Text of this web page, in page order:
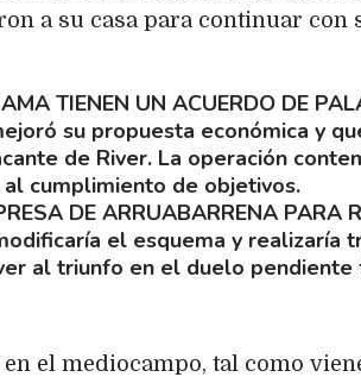
a su casa para continuar con
TIENEN UN ACUERDO DE
su propuesta económica y
de River. La operación
cumplimiento de objetivos.
DE ARRUABARRENA PARA
el esquema y realizaría
al triunfo en el duelo
el mediocampo, tal como